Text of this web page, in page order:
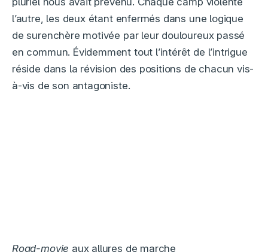
l’autre, les deux étant enfermés dans une logique
de surenchère motivée par leur douloureux passé
en commun. Évidemment tout l’intérêt de l’intrigue
réside dans la révision des positions de chacun vis-
à-vis de son antagoniste.
Road-movie aux allures de marche